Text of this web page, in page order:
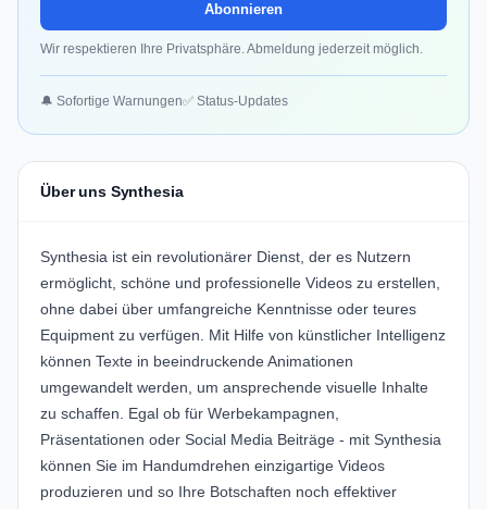
Abonnieren
Wir respektieren Ihre Privatsphäre. Abmeldung jederzeit möglich.
🔔 Sofortige Warnungen✅ Status-Updates
Über uns Synthesia
Synthesia ist ein revolutionärer Dienst, der es Nutzern
ermöglicht, schöne und professionelle Videos zu erstellen,
ohne dabei über umfangreiche Kenntnisse oder teures
Equipment zu verfügen. Mit Hilfe von künstlicher Intelligenz
können Texte in beeindruckende Animationen
umgewandelt werden, um ansprechende visuelle Inhalte
zu schaffen. Egal ob für Werbekampagnen,
Präsentationen oder Social Media Beiträge - mit Synthesia
können Sie im Handumdrehen einzigartige Videos
produzieren und so Ihre Botschaften noch effektiver